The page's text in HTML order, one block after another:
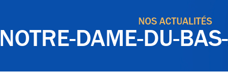
NOS ACTUALITÉS
NOTRE-DAME-DU-